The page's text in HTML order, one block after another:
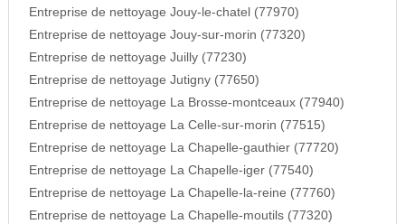
Entreprise de nettoyage Jouy-le-chatel (77970)
Entreprise de nettoyage Jouy-sur-morin (77320)
Entreprise de nettoyage Juilly (77230)
Entreprise de nettoyage Jutigny (77650)
Entreprise de nettoyage La Brosse-montceaux (77940)
Entreprise de nettoyage La Celle-sur-morin (77515)
Entreprise de nettoyage La Chapelle-gauthier (77720)
Entreprise de nettoyage La Chapelle-iger (77540)
Entreprise de nettoyage La Chapelle-la-reine (77760)
Entreprise de nettoyage La Chapelle-moutils (77320)